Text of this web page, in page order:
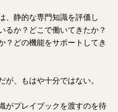
、静的な専門知識を評価し
るか？どこで働いてきたか？
？どの機能をサポートしてき
、もはや十分ではない。
がプレイブックを渡すのを待